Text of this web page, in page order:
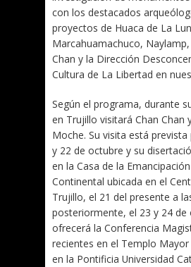
con los destacados
proyectos de Huaca de La
Marcahuamachuco, Naylamp,
Chan y la Dirección
Cultura de La Libertad en
Según el programa, durante
en Trujillo visitará Chan Chan
Moche. Su visita está prevista
y 22 de octubre y su
en la Casa de la
Continental ubicada en el
Trujillo, el 21 del presente a
posteriormente, el 23 y 24 de
ofrecerá la Conferencia
recientes en el Templo Mayor
en la Pontificia Universidad